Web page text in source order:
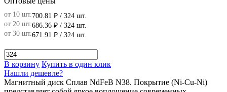
от 10 шт. 700.81 ₽ / 324 шт.
от 20 шт. 686.36 ₽ / 324 шт.
от 30 шт. 671.91 ₽ / 324 шт.
В корзину Купить в один клик
Нашли дешевле?
Магнитный диск Сплав NdFeB N38. Покрытие (Ni-Cu-Ni)